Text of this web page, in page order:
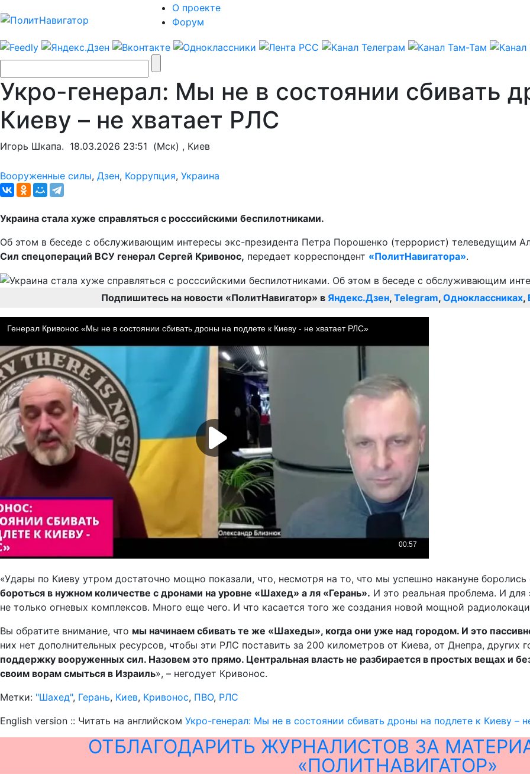
О проекте
Форум
Укро-генерал: Мы не в состоянии сбивать
Киеву – не хватает РЛС
Игорь Шкапа. 18.03.2026 23:51 (Мск) , Киев
Вооруженные силы, Дзен, Коррупция, Украина
Украина стала хуже справляться с росссийскими беспилотниками.
Об этом в беседе с обслуживающим интересы экс-президента Петра Порошенко (террорист) телеведущим
Сил спецопераций ВСУ генерал Сергей Кривонос, передает корреспондент «ПолитНавигатора».
Подпишитесь на новости «ПолитНавигатор» в Яндекс.Дзен, Telegram, Одноклассниках,
«Удары по Киеву утром достаточно мощно показали, что, несмотря на то, что мы успешно накануне
бороться в нужном количестве с дронами на уровне «Шахед» а ля «Герань». И это реальная проблема. И
не только огневых комплексов. Много еще чего. И что касается того же создания новой мощной
Вы обратите внимание, что мы начинаем сбивать те же «Шахеды», когда они уже над городом. И это
них нет дополнительных ресурсов, чтобы эти РЛС поставить за 200 километров от Киева, от Днепра, других
поддержку вооруженных сил. Назовем это прямо. Центральная власть не разбирается в простых вещах и
своим ворам смыться в Израиль», – негодует Кривонос.
Метки: "Шахед", Герань, Киев, Кривонос, ПВО, РЛС
English version :: Читать на английском Укро-генерал: Мы не в состоянии сбивать дроны на подлете к Киеву –
ОТБЛАГОДАРИТЬ ЖУРНАЛИСТОВ ЗА
«ПОЛИТНАВИГАТОР»